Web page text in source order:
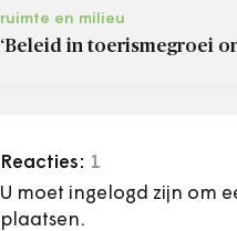
ruimte en milieu
‘Beleid in toerismegroei
Reacties: 1
U moet ingelogd zijn om
plaatsen.